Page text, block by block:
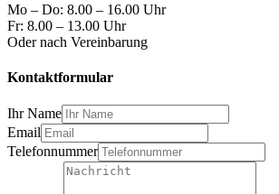
Mo – Do: 8.00 – 16.00 Uhr
Fr: 8.00 – 13.00 Uhr
Oder nach Vereinbarung
Kontaktformular
Ihr Name
Email
Telefonnummer